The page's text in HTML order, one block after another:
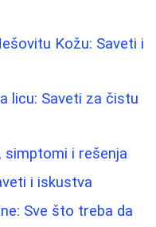
Kožu: Saveti i
licu: Saveti za čistu
simptomi i rešenja
i iskustva
Sve što treba da